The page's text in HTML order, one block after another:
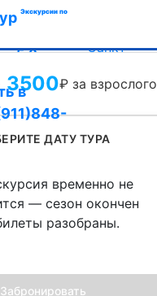
Экскурсии по
в
5.0
Отзывы
Санкт-
Улица
3500₽ за взрослого
ДАТУ ТУРА
временно не
— сезон окончен
разобраны.
Забронировать